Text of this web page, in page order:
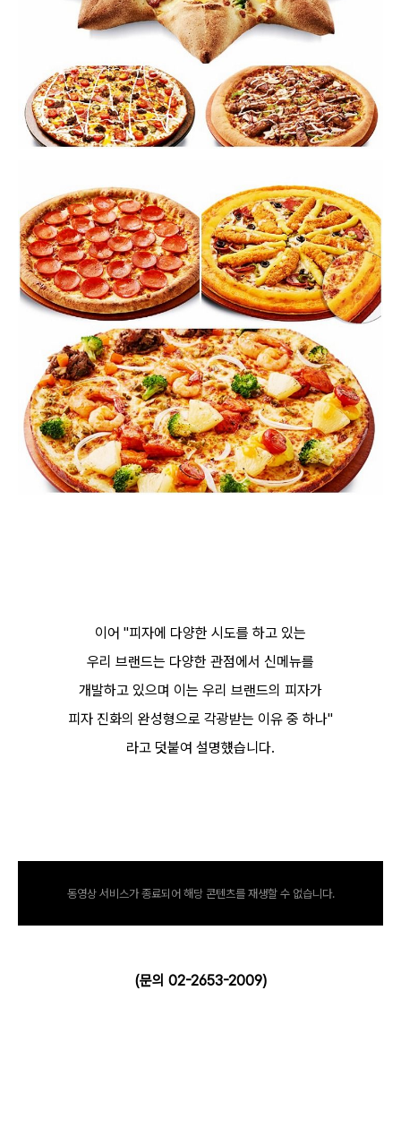
이어 "피자에 다양한 시도를 하고 있는
우리 브랜드는 다양한 관점에서 신메뉴를
개발하고 있으며 이는 우리 브랜드의 피자가
피자 진화의 완성형으로 각광받는 이유 중 하나"
라고 덧붙여 설명헀습니다.
동영상 서비스가 종료되어 해당 콘텐츠를 재생할 수 없습니다.
(문의 02-2653-2009)